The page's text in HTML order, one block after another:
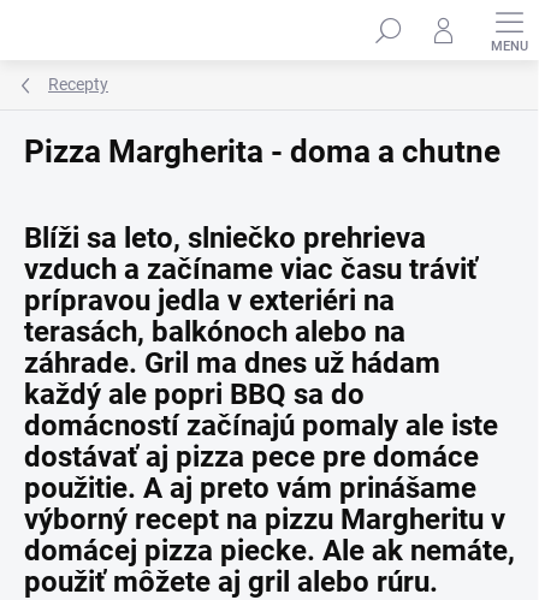
Recepty
Pizza Margherita - doma a chutne
Blíži sa leto, slniečko prehrieva
vzduch a začíname viac času tráviť
prípravou jedla v exteriéri na
terasách, balkónoch alebo na
záhrade. Gril ma dnes už hádam
každý ale popri BBQ sa do
domácností začínajú pomaly ale iste
dostávať aj pizza pece pre domáce
použitie. A aj preto vám prinášame
výborný recept na pizzu Margheritu v
domácej pizza piecke. Ale ak nemáte,
použiť môžete aj gril alebo rúru.